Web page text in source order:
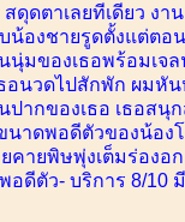
ดุดตาเลยทีเดียว งา
บน้องชายรูดตั้งแต่ต
มของเธอพร้อมเจ
อนวดไปสักพัก ผมหั
ปากของเธอ เธอส
าดพอดีตัวของน้อง
คายพิษพุ่งเต็มร่องอ
พอดีตัว- บริการ 8/10